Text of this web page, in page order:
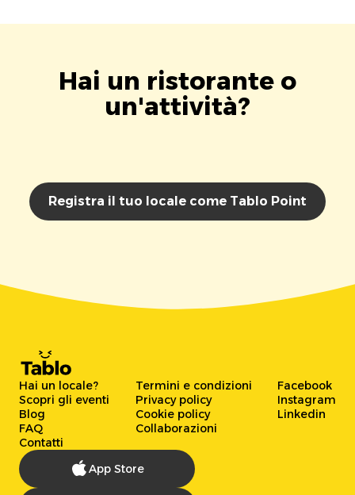
Hai un ristorante o
un'attività?
Registra il tuo locale come Tablo Point
Hai un locale?
Scopri gli eventi
Blog
FAQ
Contatti
Termini e condizioni
Privacy policy
Cookie policy
Collaborazioni
Facebook
Instagram
Linkedin
App Store